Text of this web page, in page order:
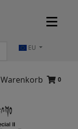
Warenkorb 0
EU